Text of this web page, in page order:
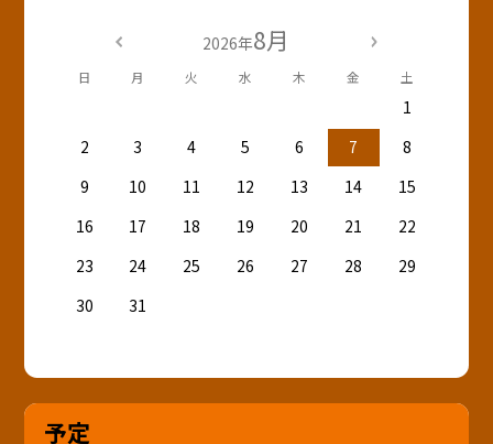
2026年8月
日 月 火 水 木 金 土
1
2
3 4 5 6 7
8
9
10 11 12 13 14
15
16
17 18 19 20 21
22
23
24 25 26 27 28
29
30
31
予定